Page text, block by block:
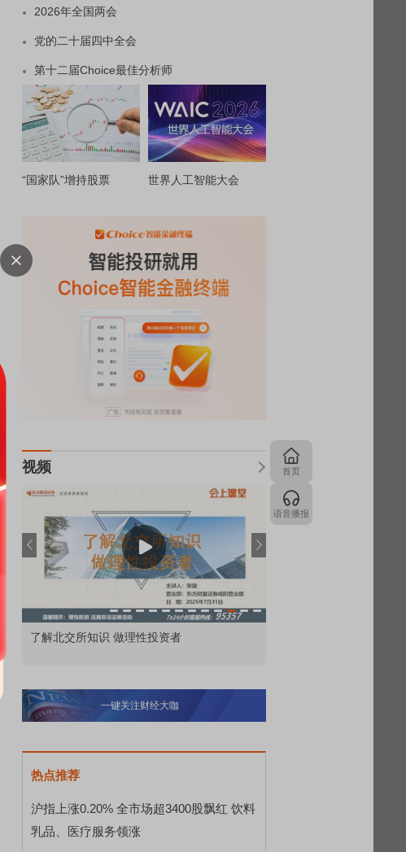
2026年全国两会
党的二十届四中全会
第十二届Choice最佳分析师
“国家队”增持股票 世界人工智能大会
视频
了解北交所知识 做理性投资者
一键关注财经大咖
热点推荐
沪指上涨0.20% 全市场超3400股飘红 饮料
乳品、医疗服务领涨
首页
语音播报